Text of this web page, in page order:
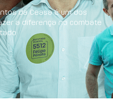
da Ceasa é um dos
a diferença no combate